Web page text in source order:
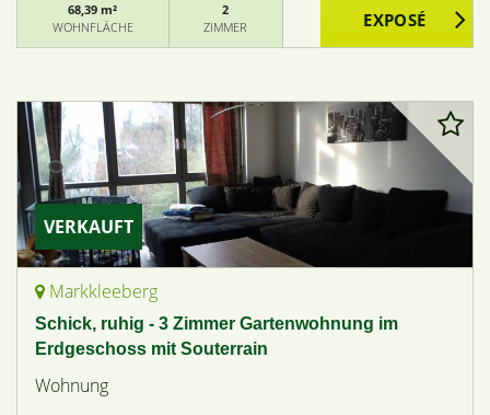
68,39 m²
WOHNFLÄCHE
2
ZIMMER
VERKAUFT
Markkleeberg
Schick, ruhig - 3 Zimmer Gartenwohnung im
Erdgeschoss mit Souterrain
Wohnung